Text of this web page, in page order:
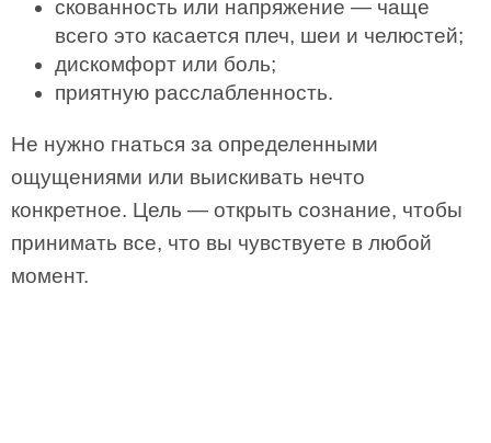
скованность или напряжение — чаще
всего это касается плеч, шеи и челюстей;
дискомфорт или боль;
приятную расслабленность.
Не нужно гнаться за определенными
ощущениями или выискивать нечто
конкретное. Цель — открыть сознание, чтобы
принимать все, что вы чувствуете в любой
момент.